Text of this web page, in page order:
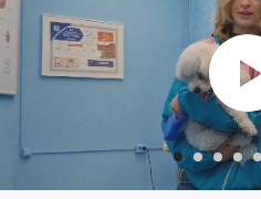
© 2015—2026 ООО «Сытая
Политика конфиденциальности
Согласие на обработку перс.
Хотите у нас работать?
Заполнить анкету Реквизиты